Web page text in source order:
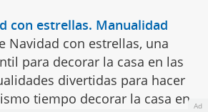
con estrellas. Manualidad
Navidad con estrellas, una
para decorar la casa en las
divertidas para hacer
tiempo decorar la casa en Ad